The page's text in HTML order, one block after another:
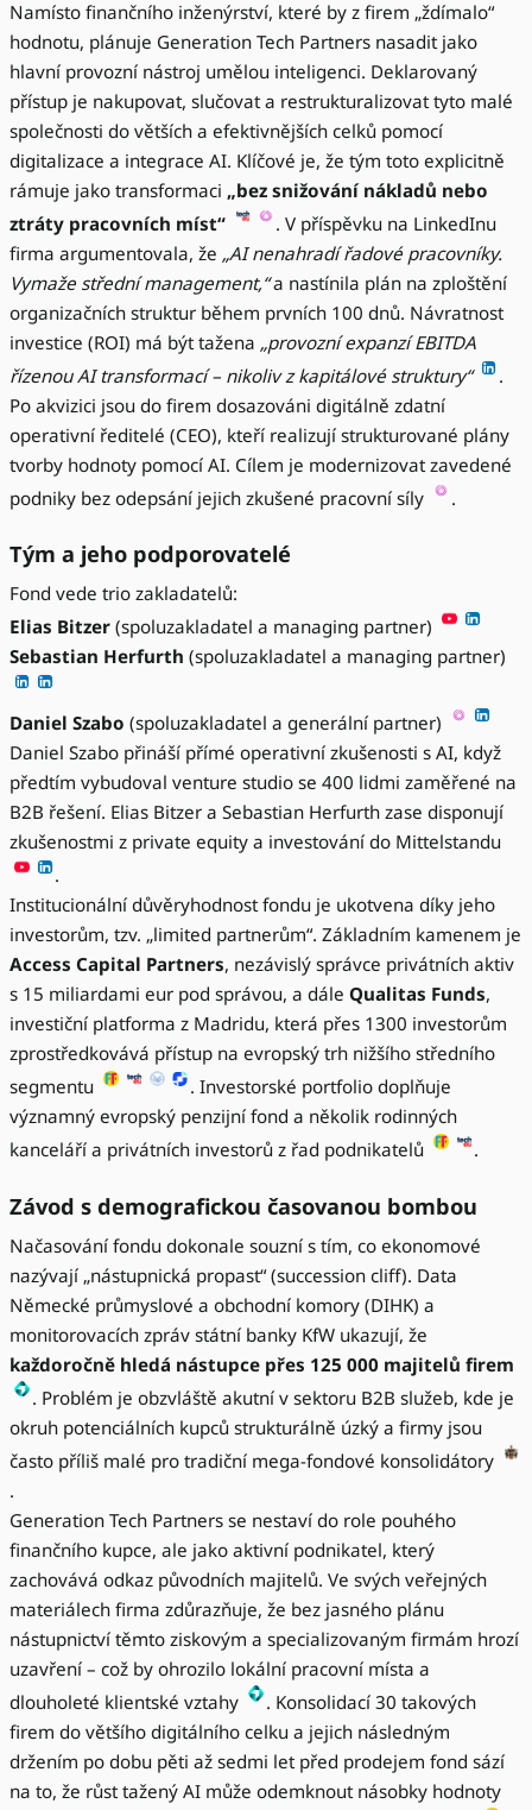
Namísto finančního inženýrství, které by z firem „ždímalo“
hodnotu, plánuje Generation Tech Partners nasadit jako
hlavní provozní nástroj umělou inteligenci. Deklarovaný
přístup je nakupovat, slučovat a restrukturalizovat tyto malé
společnosti do větších a efektivnějších celků pomocí
digitalizace a integrace AI. Klíčové je, že tým toto explicitně
rámuje jako transformaci „bez snižování nákladů nebo
ztráty pracovních míst“
. V příspěvku na LinkedInu
firma argumentovala, že „AI nenahradí řadové pracovníky.
Vymaže střední management,“a nastínila plán na zploštění
organizačních struktur během prvních 100 dnů. Návratnost
investice (ROI) má být tažena „provozní expanzí EBITDA
řízenou AI transformací – nikoliv z kapitálové struktury“
.
Po akvizici jsou do firem dosazováni digitálně zdatní
operativní ředitelé (CEO), kteří realizují strukturované plány
tvorby hodnoty pomocí AI. Cílem je modernizovat zavedené
podniky bez odepsání jejich zkušené pracovní síly
.
Tým a jeho podporovatelé
Fond vede trio zakladatelů:
Elias Bitzer (spoluzakladatel a managing partner)
Sebastian Herfurth (spoluzakladatel a managing partner)
Daniel Szabo (spoluzakladatel a generální partner)
Daniel Szabo přináší přímé operativní zkušenosti s AI, když
předtím vybudoval venture studio se 400 lidmi zaměřené na
B2B řešení. Elias Bitzer a Sebastian Herfurth zase disponují
zkušenostmi z private equity a investování do Mittelstandu
.
Institucionální důvěryhodnost fondu je ukotvena díky jeho
investorům, tzv. „limited partnerům“. Základním kamenem je
Access Capital Partners, nezávislý správce privátních aktiv
s 15 miliardami eur pod správou, a dále Qualitas Funds,
investiční platforma z Madridu, která přes 1300 investorům
zprostředkovává přístup na evropský trh nižšího středního
segmentu
. Investorské portfolio doplňuje
významný evropský penzijní fond a několik rodinných
kanceláří a privátních investorů z řad podnikatelů
.
Závod s demografickou časovanou bombou
Načasování fondu dokonale souzní s tím, co ekonomové
nazývají „nástupnická propast“ (succession cliff). Data
Německé průmyslové a obchodní komory (DIHK) a
monitorovacích zpráv státní banky KfW ukazují, že
každoročně hledá nástupce přes 125 000 majitelů firem
. Problém je obzvláště akutní v sektoru B2B služeb, kde je
okruh potenciálních kupců strukturálně úzký a firmy jsou
často příliš malé pro tradiční mega-fondové konsolidátory
.
Generation Tech Partners se nestaví do role pouhého
finančního kupce, ale jako aktivní podnikatel, který
zachovává odkaz původních majitelů. Ve svých veřejných
materiálech firma zdůrazňuje, že bez jasného plánu
nástupnictví těmto ziskovým a specializovaným firmám hrozí
uzavření – což by ohrozilo lokální pracovní místa a
dlouholeté klientské vztahy
. Konsolidací 30 takových
firem do většího digitálního celku a jejich následným
držením po dobu pěti až sedmi let před prodejem fond sází
na to, že růst tažený AI může odemknout násobky hodnoty